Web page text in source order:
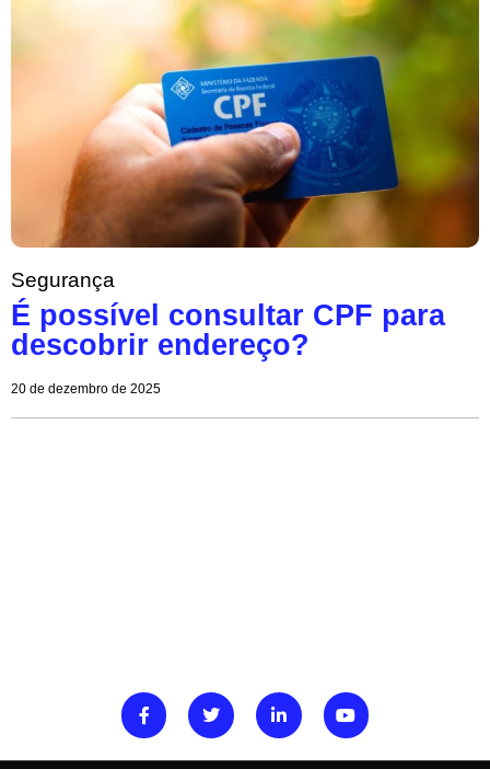
Segurança
É possível consultar CPF para
descobrir endereço?
20 de dezembro de 2025